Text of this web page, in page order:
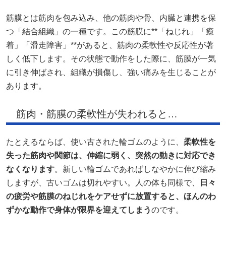
筋膜とは筋肉を包み込み、他の筋肉や骨、内臓と連携を保
つ「結合組織」の一種です。この筋膜に**「ねじれ」「癒
着」「滑走障害」**があると、筋肉の柔軟性や反応性が著
しく低下します。その状態で動作をした際に、筋膜が一気
に引き伸ばされ、組織が損傷し、強い痛みを生じることが
あります。
筋肉・筋膜の柔軟性が失われると…
たとえるならば、使い古された輪ゴムのように、 柔軟性を
失った筋肉や関節は、伸縮に弱く、突然の動きに対応でき
なくなります。新しい輪ゴムであればしなやかに伸び縮み
しますが、古いゴムは切れやすい。人の体も同様で、
日々
の疲労や筋膜のねじれをケアせずに放置すると、ほんのわ
ずかな動作で身体が限界を迎えてしまうのです。